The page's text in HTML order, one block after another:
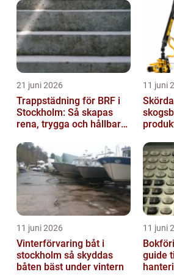
21 juni 2026
Trappstädning för BRF i
Stockholm: Så skapas
rena, trygga och hållbara
11 juni
skogsbruk
11 juni 2026
Vinterförvaring båt i
stockholm så skyddas
båten bäst under vintern
11 juni
guide